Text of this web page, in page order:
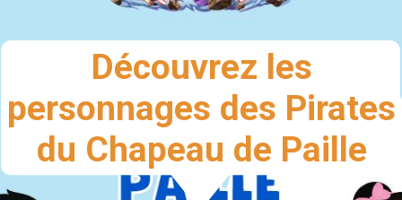
Découvrez les
personnages des Pirates
du Chapeau de Paille